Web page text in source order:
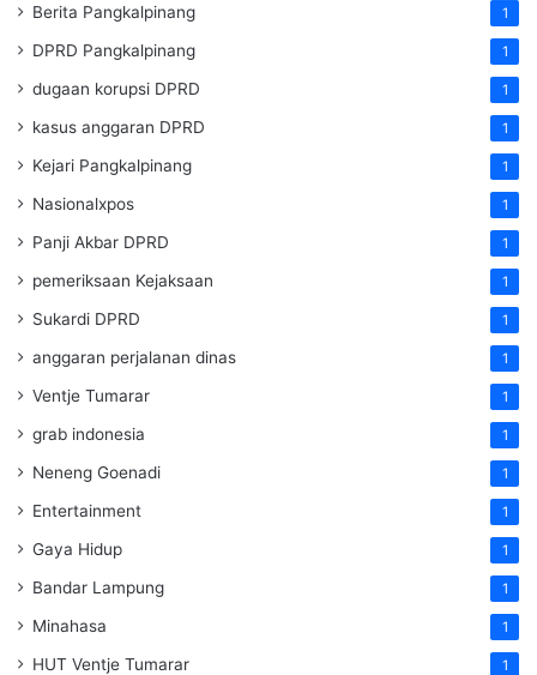
Berita Pangkalpinang 1
DPRD Pangkalpinang 1
dugaan korupsi DPRD 1
kasus anggaran DPRD 1
Kejari Pangkalpinang 1
Nasionalxpos 1
Panji Akbar DPRD 1
pemeriksaan Kejaksaan 1
Sukardi DPRD 1
anggaran perjalanan dinas 1
Ventje Tumarar 1
grab indonesia 1
Neneng Goenadi 1
Entertainment 1
Gaya Hidup 1
Bandar Lampung 1
Minahasa 1
HUT Ventje Tumarar 1